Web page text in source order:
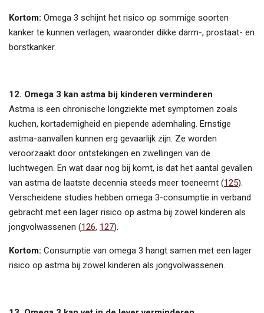
Kortom: Omega 3 schijnt het risico op sommige soorten
kanker te kunnen verlagen, waaronder dikke darm-, prostaat- en
borstkanker.
12. Omega 3 kan astma bij kinderen verminderen
Astma is een chronische longziekte met symptomen zoals
kuchen, kortademigheid en piepende ademhaling. Ernstige
astma-aanvallen kunnen erg gevaarlijk zijn. Ze worden
veroorzaakt door ontstekingen en zwellingen van de
luchtwegen. En wat daar nog bij komt, is dat het aantal gevallen
van astma de laatste decennia steeds meer toeneemt (125).
Verscheidene studies hebben omega 3-consumptie in verband
gebracht met een lager risico op astma bij zowel kinderen als
jongvolwassenen (126, 127).
Kortom: Consumptie van omega 3 hangt samen met een lager
risico op astma bij zowel kinderen als jongvolwassenen.